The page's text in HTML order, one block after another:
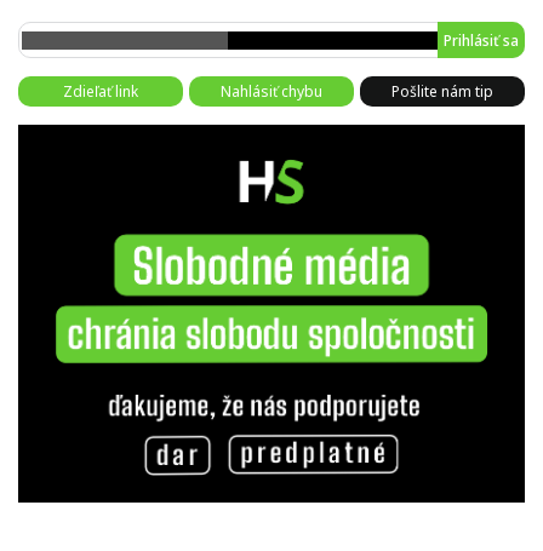
Prihlásiť sa
Zdieľať link Nahlásiť chybu Pošlite nám tip